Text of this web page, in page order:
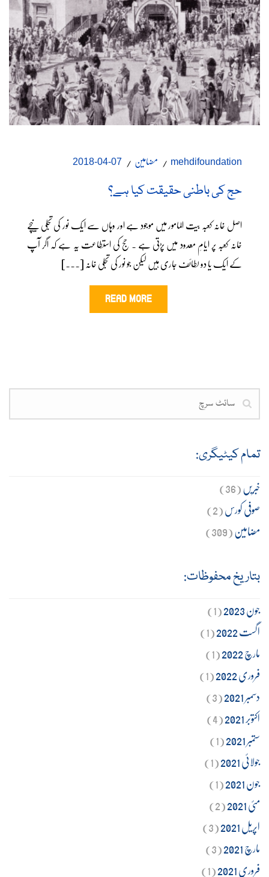
mehdifoundation مضامین 07-04-2018
حج کی باطنی حقیقت کیا ہے؟
اصل خانہ کعبہ بیت المامور میں موجود ہے اور وہاں سے ایک نور کی تجلی نیچے
خانہ کعبہ پر ایامِ معدود میں پڑتی ہے ۔ حج کی استطاعت یہ ہے کہ اگر آپ
کے ایک یا دو لطائف جاری ہیں لیکن جو نور کی تجلی خانہ [...]
READ MORE
تمام کیٹیگری:
خبریں(36)
صوفی کورس(2)
مضامین(309)
بتاریخ محفوظات:
جون 2023
(1)
اگست 2022
(1)
مارچ 2022
(1)
فروری 2022
(1)
دسمبر 2021
(3)
اکتوبر 2021
(4)
ستمبر 2021
(1)
جولائی 2021
(1)
جون 2021
(1)
مئی 2021
(2)
اپریل 2021
(3)
مارچ 2021
(3)
فروری 2021
(1)